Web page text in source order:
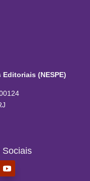
(NESPE)
Sociais